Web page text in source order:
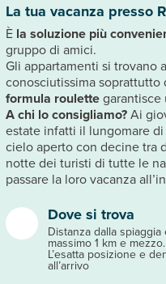
Dove si trova
Distanza dalla
massimo 1 km e mezzo.
L’esatta posizione e
all’arrivo
La tua vacanza presso
È la soluzione più
gruppo di amici.
Gli appartamenti si trovano
conosciutissima soprattutto
formula roulette
A chi lo consigliamo?Ai
estate infatti il lungomare
cielo aperto con decine tra
notte dei turisti di tutte le
passare la loro vacanza